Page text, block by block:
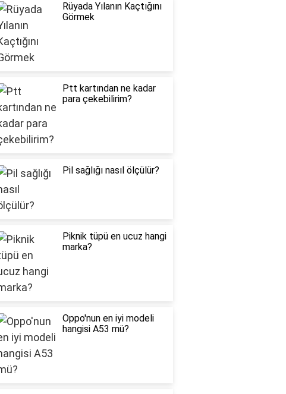
Rüyada Yılanın Kaçtığını
Görmek
Ptt kartından ne kadar
para çekebilirim?
Pil sağlığı nasıl ölçülür?
Piknik tüpü en ucuz hangi
marka?
Oppo'nun en iyi modeli
hangisi A53 mü?